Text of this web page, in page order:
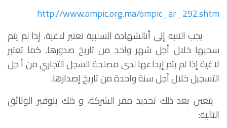
http://www.ompic.org.ma/ompic_ar_292.shtm
يجب التنبه إلى أنالشهادة السلبية تعتبر لاغية، إذا لم يتم
سحبها خلال أجل شهر واحد من تاريخ صدورها. كما تعتبر
لاغية إذا لم يتم إيداعها لدى مصلحة السجل التجاري من أ جل
التسجيل خلال أجل سنة واحدة من تاريخ إصدارها.
يتعين بعد ذلك تحديد مقر الشركة، و ذلك بتوفير الوثائق
التالية: